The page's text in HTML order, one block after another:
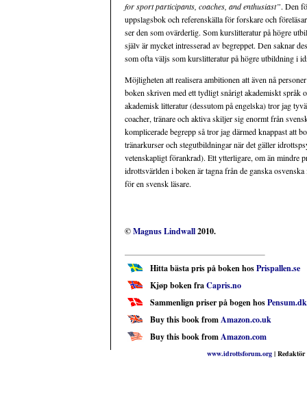
for sport participants, coaches, and enthusiast”. Den
uppslagsbok och referenskälla för forskare och
ser den som ovärderlig. Som kurslitteratur på högre
själv är mycket intresserad av begreppet. Den saknar
som ofta väljs som kurslitteratur på högre utbildning i
Möjligheten att realisera ambitionen att även nå
boken skriven med ett tydligt snårigt akademiskt språk
akademisk litteratur (dessutom på engelska) tror jag
coacher, tränare och aktiva skiljer sig enormt från
komplicerade begrepp så tror jag därmed knappast att
tränarkurser och stegutbildningar när det gäller
vetenskapligt förankrad). Ett ytterligare, om än mindre
idrottsvärlden i boken är tagna från de ganska
för en svensk läsare.
©Magnus Lindwall2010.
Hitta bästa pris på boken hosPrispallen.se
Kjøp boken fraCapris.no
Sammenlign priser på bogen hosPensum.dk
Buy this book fromAmazon.co.uk
Buy this book fromAmazon.com
www.idrottsforum.org| Redaktör